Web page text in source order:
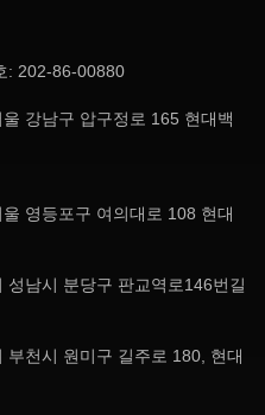
: 202-86-00880
강남구 압구정로 165 현대백
영등포구 여의대로 108 현대
남시 분당구 판교역로146번길
천시 원미구 길주로 180, 현대